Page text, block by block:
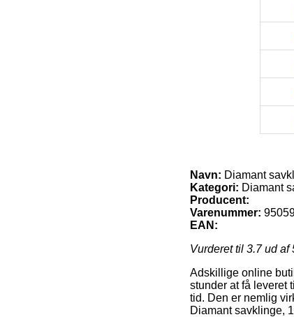
Navn: Diamant
Kategori: Diamant
Producent:
Varenummer:
EAN:
Vurderet til 3.7ud af
Adskillige online
stunder at få leveret
tid. Den er nemlig
Diamant savklinge,